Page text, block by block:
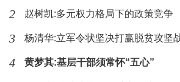
高。
李怀印：谈谈中国乡村社会研究的
刚才行龙老师在讲当代中国乡村经
2 赵树凯:多元权力格局下的政策竞争
3 杨清华:立军令状坚决打赢脱贫攻坚
4 黄梦其:基层干部须常怀“五心”